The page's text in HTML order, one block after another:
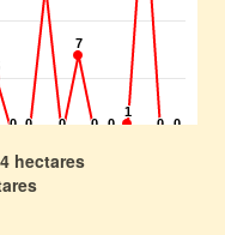
hectares